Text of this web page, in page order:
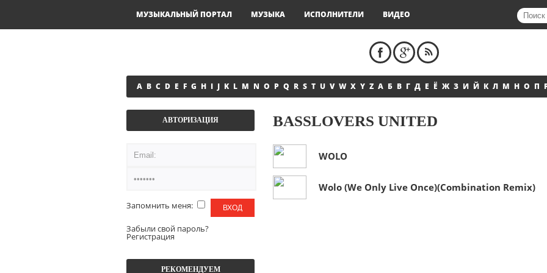
МУЗЫКАЛЬНЫЙ ПОРТАЛ МУЗЫКА ИСПОЛНИТЕЛИ ВИДЕО
A B C D E F G H I J K L M N O P Q R S T U V W X Y Z А Б В Г Д Е Ё Ж З И Й К Л М Н О П
АВТОРИЗАЦИЯ
Запомнить меня:
Забыли свой пароль?
Регистрация
РЕКОМЕНДУЕМ
BASSLOVERS UNITED
WOLO
Wolo (We Only Live Once)(Combination Remix)